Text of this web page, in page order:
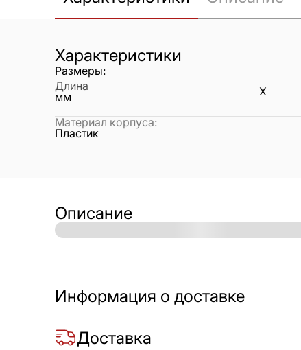
Характеристики
Размеры:
Длина
мм
X
Материал корпуса:
Пластик
Описание
Информация о доставке
Доставка